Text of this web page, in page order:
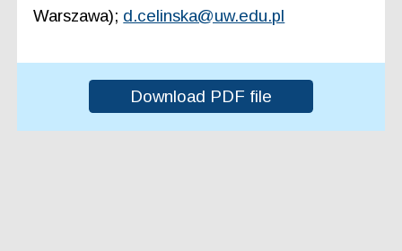
Warszawa); d.celinska@uw.edu.pl
Download PDF file